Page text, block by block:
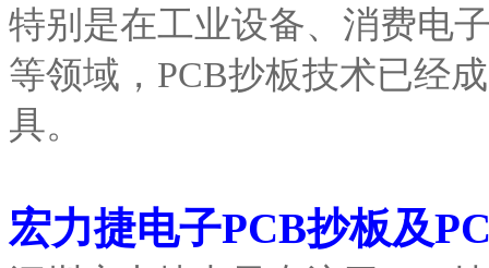
特别是在工业设备、消费电
等领域，PCB抄板技术已经
具。
宏力捷电子PCB抄板及